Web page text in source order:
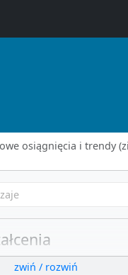
osiągnięcia i trendy
i programowania
zwiń / rozwiń